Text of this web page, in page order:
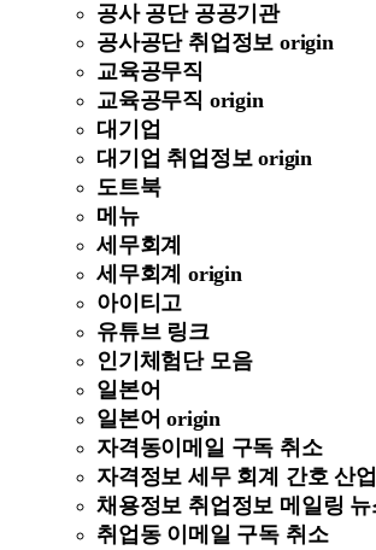
공사 공단 공공기관
공사공단 취업정보 origin
교육공무직
교육공무직 origin
대기업
대기업 취업정보 origin
도트북
메뉴
세무회계
세무회계 origin
아이티고
유튜브 링크
인기체험단 모음
일본어
일본어 origin
자격동이메일 구독 취소
자격정보 세무 회계 간호 산
채용정보 취업정보 메일링
취업동 이메일 구독 취소